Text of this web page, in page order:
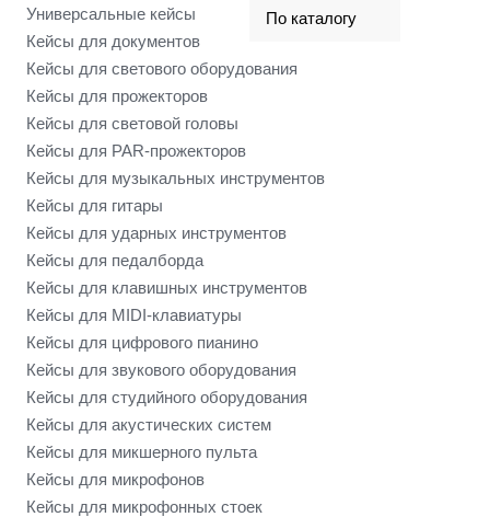
По каталогу
Универсальные кейсы
Кейсы для документов
Кейсы для светового оборудования
Кейсы для прожекторов
Кейсы для световой головы
Кейсы для PAR-прожекторов
Кейсы для музыкальных инструментов
Кейсы для гитары
Кейсы для ударных инструментов
Кейсы для педалборда
Кейсы для клавишных инструментов
Кейсы для MIDI-клавиатуры
Кейсы для цифрового пианино
Кейсы для звукового оборудования
Кейсы для студийного оборудования
Кейсы для акустических систем
Кейсы для микшерного пульта
Кейсы для микрофонов
Кейсы для микрофонных стоек